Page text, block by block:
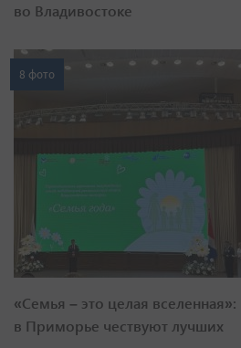
во Владивостоке
8 фото
«Семья – это целая вселенная»:
в Приморье чествуют лучших